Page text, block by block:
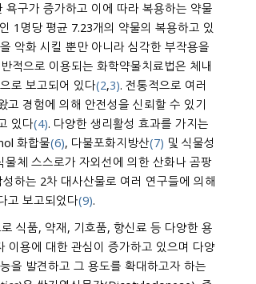
구가 증가하고 이에 따라 복용하는 약물
1명당 평균 7.23개의 약물의 복용하고 있
악화 시킬 뿐만 아니라 심각한 부작용을
적으로 이용되는 화학약물치료법은 체내
로 보고되어 있다(2,3). 전통적으로 여러
고 경험에 의해 안전성을 신뢰할 수 있기
있다(4). 다양한 생리활성 효과를 가지는
화합물(6), 다불포화지방산(7) 및 식물성
체 스스로가 자외선에 의한 산화나 곰팡
하는 2차 대사산물로 여러 연구들에 의해
고 보고되었다(9).
식품, 약재, 기호품, 향신료 등 다양한 용
이용에 대한 관심이 증가하고 있으며 다양
을 발견하고 그 용도를 확대하고자 하는